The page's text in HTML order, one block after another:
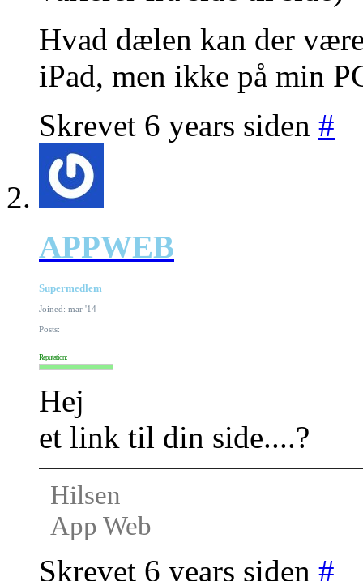
Hvad dælen kan der
iPad, men ikke på min
Skrevet 6 years siden #
APPWEB
Supermedlem
Joined: mar '14
Posts:
Reputation:
Hej
et link til din side....?
Hilsen
App Web
Skrevet 6 years siden #